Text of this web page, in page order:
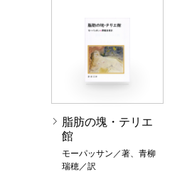
脂肪の塊・テリエ
館
モーパッサン／著、青柳
瑞穂／訳